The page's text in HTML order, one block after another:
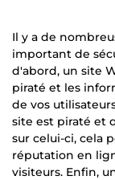
Il y a de
important de
d'abord, un site
piraté et les
de vos
site est piraté et
sur celui-ci, cela
réputation en
visiteurs. Enfin,